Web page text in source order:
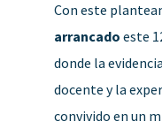
Con este
arrancado este
donde la
docente y la
convivido en un